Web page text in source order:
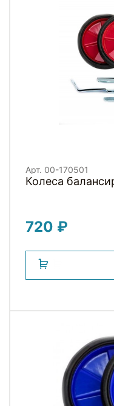
Арт. 00-170501
Колеса
720 ₽